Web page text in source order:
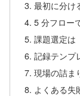
最初に分け
5 分フロー
課題選定は
記録テンプ
現場の詰ま
よくある失